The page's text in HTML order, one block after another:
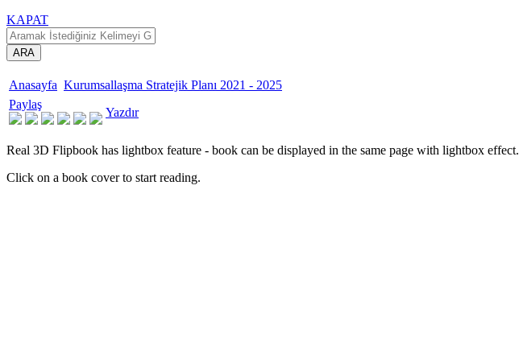
KAPAT
ARA
Anasayfa Kurumsallaşma Stratejik Planı 2021 - 2025
Paylaş
Yazdır
Real 3D Flipbook has lightbox feature - book can be displayed in the same page with lightbox effect.
Click on a book cover to start reading.